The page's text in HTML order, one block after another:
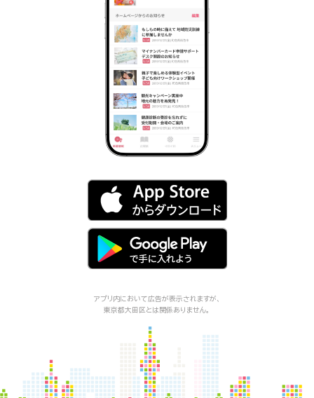
アプリ内において広告が表示されますが、
東京都大田区 とは関係ありません。